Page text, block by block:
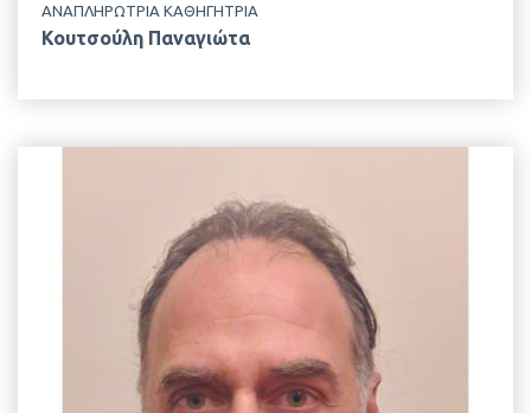
ΑΝΑΠΛΗΡΩΤΡΙΑ ΚΑΘΗΓΗΤΡΙΑ
Κουτσούλη Παναγιώτα
mgolio@aua.gr
+30 210 529 4446